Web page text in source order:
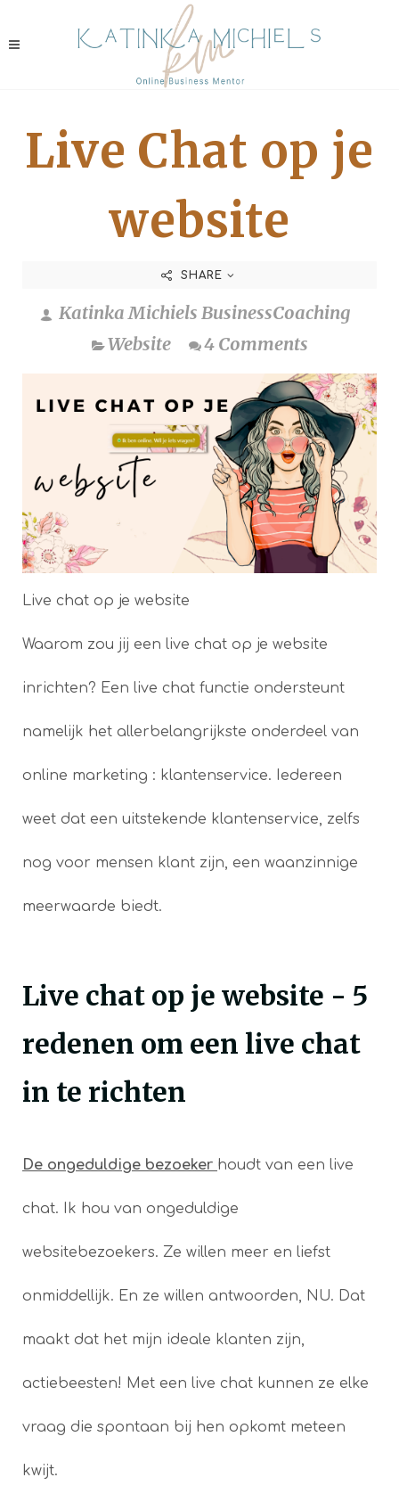
Live Chat op je
website
SHARE
Katinka Michiels BusinessCoaching
Website
4 Comments
Live chat op je website
Waarom zou jij een live chat op je website
inrichten? Een live chat functie ondersteunt
namelijk het allerbelangrijkste onderdeel van
online marketing : klantenservice. Iedereen
weet dat een uitstekende klantenservice, zelfs
nog voor mensen klant zijn, een waanzinnige
meerwaarde biedt.
Live chat op je website - 5
redenen om een live chat
in te richten
De ongeduldige bezoeker houdt van een live
chat. Ik hou van ongeduldige
websitebezoekers. Ze willen meer en liefst
onmiddellijk. En ze willen antwoorden, NU. Dat
maakt dat het mijn ideale klanten zijn,
actiebeesten! Met een live chat kunnen ze elke
vraag die spontaan bij hen opkomt meteen
kwijt.